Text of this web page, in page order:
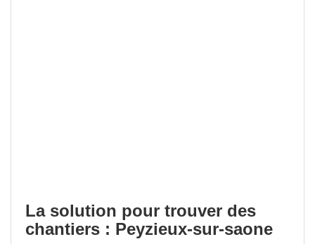
La solution pour trouver des
chantiers : Peyzieux-sur-saone